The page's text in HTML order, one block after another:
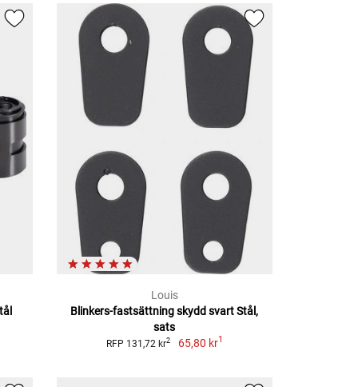
Louis
Blinkers-fastsättning skydd svart Stål,
sats
RFP 131,72 kr2 65,80 kr1